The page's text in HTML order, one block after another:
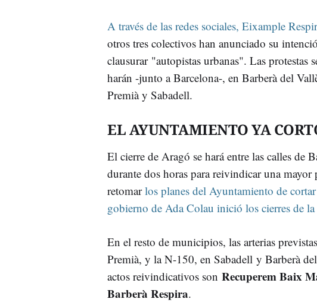
A través de las redes sociales, Eixample
otros tres colectivos han anunciado su
clausurar "autopistas urbanas". Las protestas
harán -junto a Barcelona-, en Barberà del
Premià y Sabadell.
EL AYUNTAMIENTO YA
El cierre de Aragó se hará entre las calles de
durante dos horas para reivindicar una
retomarlos planes del Ayuntamiento de
gobierno de Ada Colau inició los cierres de la
En el resto de municipios, las arterias
Premià, y la N-150, en Sabadell y Barberà
actos reivindicativos son Recuperem Baix
Barberà Respira.